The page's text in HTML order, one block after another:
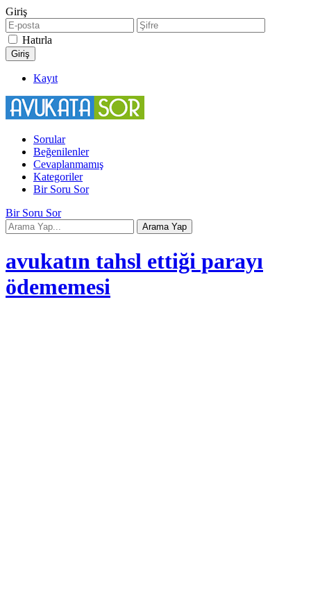
Giriş
Hatırla
Kayıt
Sorular
Beğenilenler
Cevaplanmamış
Kategoriler
Bir Soru Sor
Bir Soru Sor
avukatın tahsl ettiği parayı
ödememesi